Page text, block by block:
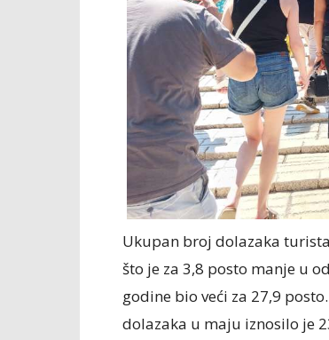
Ukupan broj dolazaka
što je za 3,8 posto manje u
godine bio veći za 27,9
dolazaka u maju iznosilo je